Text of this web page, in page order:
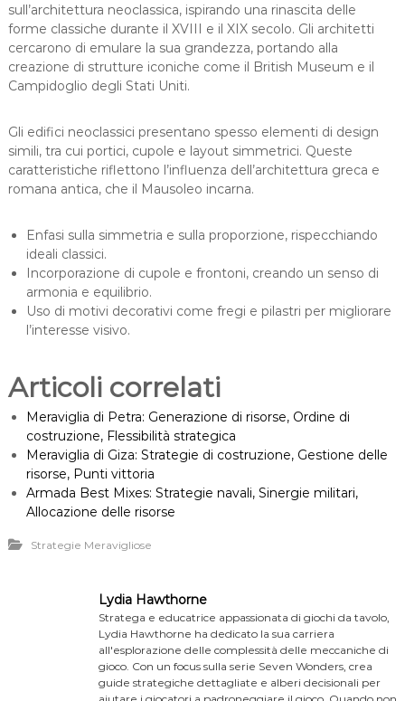
sull’architettura neoclassica, ispirando una rinascita delle
forme classiche durante il XVIII e il XIX secolo. Gli architetti
cercarono di emulare la sua grandezza, portando alla
creazione di strutture iconiche come il British Museum e il
Campidoglio degli Stati Uniti.
Gli edifici neoclassici presentano spesso elementi di design
simili, tra cui portici, cupole e layout simmetrici. Queste
caratteristiche riflettono l’influenza dell’architettura greca e
romana antica, che il Mausoleo incarna.
Enfasi sulla simmetria e sulla proporzione, rispecchiando
ideali classici.
Incorporazione di cupole e frontoni, creando un senso di
armonia e equilibrio.
Uso di motivi decorativi come fregi e pilastri per migliorare
l’interesse visivo.
Articoli correlati
Meraviglia di Petra: Generazione di risorse, Ordine di
costruzione, Flessibilità strategica
Meraviglia di Giza: Strategie di costruzione, Gestione delle
risorse, Punti vittoria
Armada Best Mixes: Strategie navali, Sinergie militari,
Allocazione delle risorse
Strategie Meravigliose
Lydia Hawthorne
Stratega e educatrice appassionata di giochi da tavolo,
Lydia Hawthorne ha dedicato la sua carriera
all'esplorazione delle complessità delle meccaniche di
gioco. Con un focus sulla serie Seven Wonders, crea
guide strategiche dettagliate e alberi decisionali per